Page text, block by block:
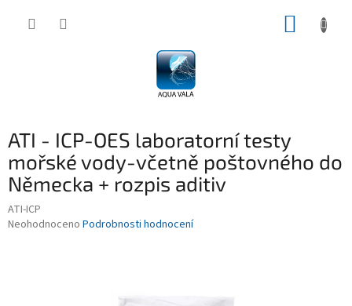
ATI - ICP-OES laboratorní testy
mořské vody-včetně poštovného do
Německa + rozpis aditiv
ATI-ICP
Průměrné
Neohodnoceno Podrobnosti hodnocení